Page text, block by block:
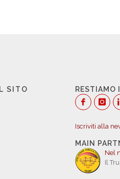
SITO RESTIAMO
Iscriviti alla
MAIN
Nel
Il